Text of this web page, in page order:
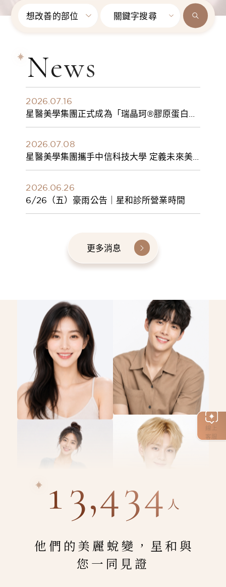
線上
客服
想改善的部位 關鍵字搜尋
News
2026.07.16
星醫美學集團正式成為「瑞晶珂®膠原蛋白植
入劑」台灣獨家總代理
2026.07.08
星醫美學集團攜手中信科技大學 定義未來美
學人才新標準 建構健康美學產學共育模式 串
2026.06.26
6/26（五）豪雨公告｜星和診所營業時間
更多消息
13,434 人
他們的美麗蛻變，星和與
您一同見證